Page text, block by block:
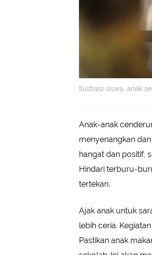
Ilustrasi siswa, anak
Anak-anak
menyenangkan
hangat dan positif,
Hindari terburu-
tertekan.
Ajak anak untuk
lebih ceria.
Pastikan anak